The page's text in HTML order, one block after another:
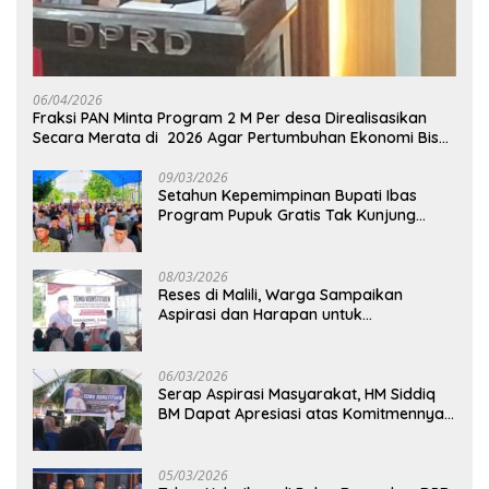
06/04/2026
Fraksi PAN Minta Program 2 M Per desa Direalisasikan
Secara Merata di 2026 Agar Pertumbuhan Ekonomi Bisa
09/03/2026
Setahun Kepemimpinan Bupati Ibas
Program Pupuk Gratis Tak Kunjung
08/03/2026
Reses di Malili, Warga Sampaikan
Aspirasi dan Harapan untuk
06/03/2026
Serap Aspirasi Masyarakat, HM Siddiq
BM Dapat Apresiasi atas Komitmennya
05/03/2026